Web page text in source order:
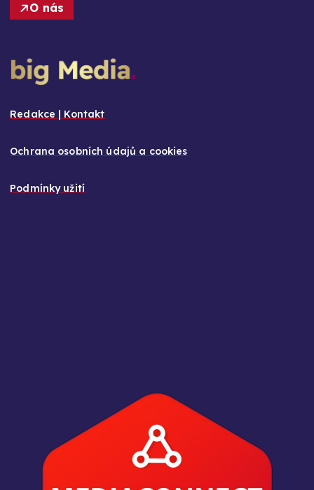
O nás
Redakce | Kontakt
Ochrana osobních údajů a cookies
Podmínky užití